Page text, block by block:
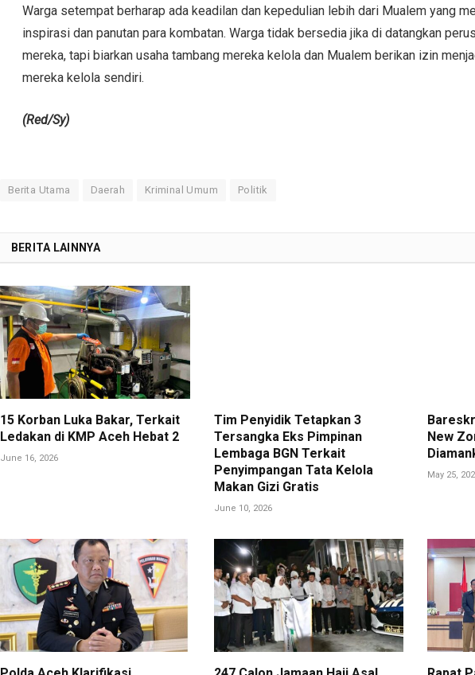
Warga setempat berharap ada keadilan dan kepedulian lebih dari Mualem yang
inspirasi dan panutan para kombatan. Warga tidak bersedia jika di datangkan
mereka, tapi biarkan usaha tambang mereka kelola dan Mualem berikan izin
mereka kelola sendiri.
(Red/Sy)
Berita Utama Daerah Kriminal Umum Politik
BERITA LAINNYA
15 Korban Luka Bakar, Terkait
Ledakan di KMP Aceh Hebat 2
June 16, 2026
Tim Penyidik Tetapkan 3
Tersangka Eks Pimpinan
Lembaga BGN Terkait
Penyimpangan Tata Kelola
Makan Gizi Gratis
June 10, 2026
New
May 25,